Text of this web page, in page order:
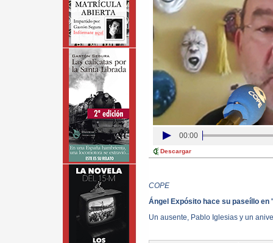
00:00
Descargar
COPE
Ángel Expósito hace su paseíllo en
Un ausente, Pablo Iglesias y un